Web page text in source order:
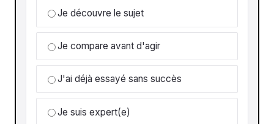
Je découvre le sujet
Je compare avant d'agir
J'ai déjà essayé sans succès
Je suis expert(e)